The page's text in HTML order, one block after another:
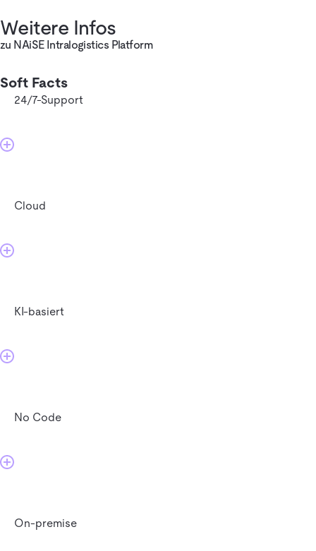
Weitere Infos
zu NAiSE Intralogistics Platform
Soft Facts
24/7-Support
Cloud
KI-basiert
No Code
On-premise